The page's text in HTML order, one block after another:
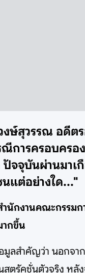
ษ์สุวรรณ อดีต
การครอบครอ
จจุบันผ่านมา
นแต่อย่างใด..."
นักงานคณะกรร
ากขึ้น
มูลสำคัญว่า นอก
ตรัคชั่นตัวจริง ห